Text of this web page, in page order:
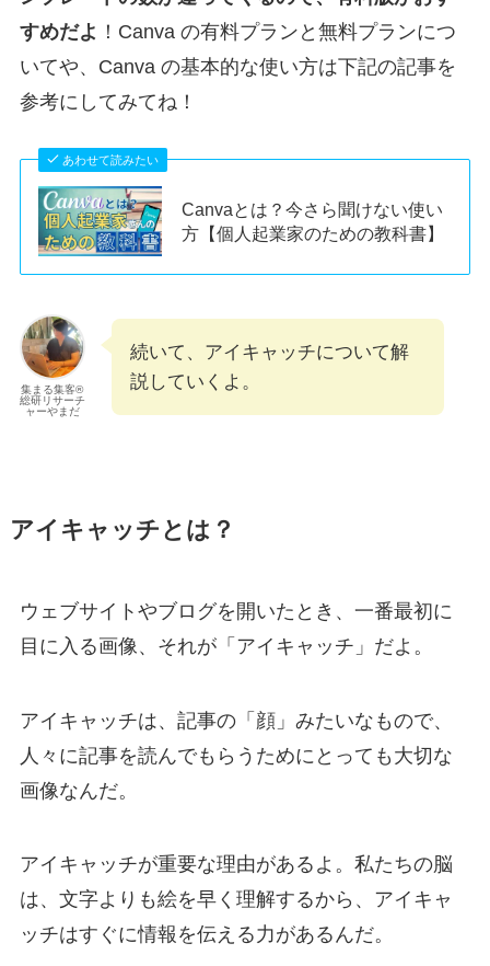
すめだよ ！Canva の有料プランと無料プランにつ
いてや、Canva の基本的な使い方は下記の記事を
参考にしてみてね！
あわせて読みたい
Canvaとは？今さら聞けない使い
方【個人起業家のための教科書】
集まる集客®
総研リサーチ
ャーやまだ
続いて、アイキャッチについて解
説していくよ。
アイキャッチとは？
ウェブサイトやブログを開いたとき、一番最初に
目に入る画像、それが「アイキャッチ」だよ。
アイキャッチは、記事の「顔」みたいなもので、
人々に記事を読んでもらうためにとっても大切な
画像なんだ。
アイキャッチが重要な理由があるよ。私たちの脳
は、文字よりも絵を早く理解するから、アイキャ
ッチはすぐに情報を伝える力があるんだ。